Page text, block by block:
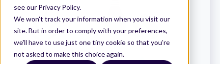
see our Privacy Policy.
We won't track your information when you visit our
site. But in order to comply with your preferences,
we'll have to use just one tiny cookie so that you're
not asked to make this choice again.